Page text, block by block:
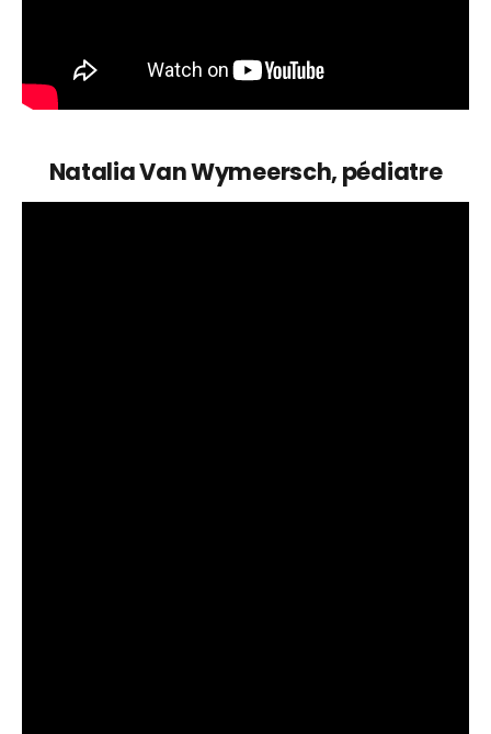
Natalia Van Wymeersch, pédiatre